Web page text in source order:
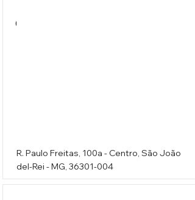
Contemporânea Iluminação
R. Paulo Freitas, 100a - Centro, São João
del-Rei - MG, 36301-004